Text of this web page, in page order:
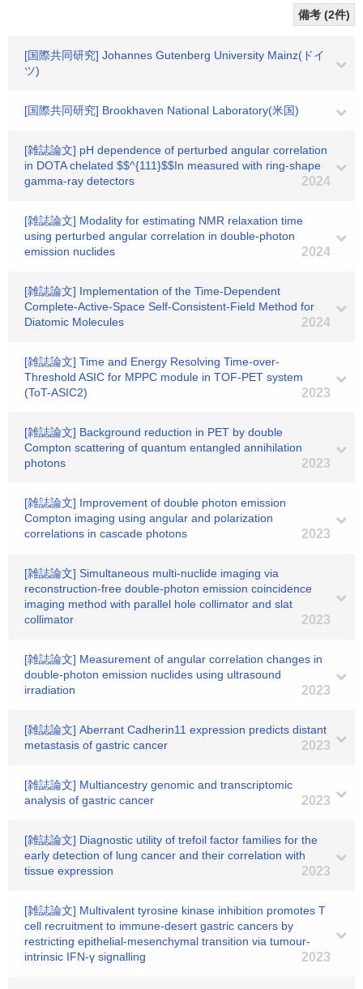
備考 (2件)
[国際共同研究] Johannes Gutenberg University Mainz(ドイ
ツ)
[国際共同研究] Brookhaven National Laboratory(米国)
[雑誌論文] pH dependence of perturbed angular correlation
in DOTA chelated $$^{111}$$In measured with ring-shape
gamma-ray detectors
2024
[雑誌論文] Modality for estimating NMR relaxation time
using perturbed angular correlation in double-photon
emission nuclides
2024
[雑誌論文] Implementation of the Time-Dependent
Complete-Active-Space Self-Consistent-Field Method for
Diatomic Molecules
2024
[雑誌論文] Time and Energy Resolving Time-over-
Threshold ASIC for MPPC module in TOF-PET system
(ToT-ASIC2)
2023
[雑誌論文] Background reduction in PET by double
Compton scattering of quantum entangled annihilation
photons
2023
[雑誌論文] Improvement of double photon emission
Compton imaging using angular and polarization
correlations in cascade photons
2023
[雑誌論文] Simultaneous multi-nuclide imaging via
reconstruction-free double-photon emission coincidence
imaging method with parallel hole collimator and slat
collimator
2023
[雑誌論文] Measurement of angular correlation changes in
double-photon emission nuclides using ultrasound
irradiation
2023
[雑誌論文] Aberrant Cadherin11 expression predicts distant
metastasis of gastric cancer
2023
[雑誌論文] Multiancestry genomic and transcriptomic
analysis of gastric cancer
2023
[雑誌論文] Diagnostic utility of trefoil factor families for the
early detection of lung cancer and their correlation with
tissue expression
2023
[雑誌論文] Multivalent tyrosine kinase inhibition promotes T
cell recruitment to immune-desert gastric cancers by
restricting epithelial-mesenchymal transition via tumour-
intrinsic IFN-γ signalling
2023